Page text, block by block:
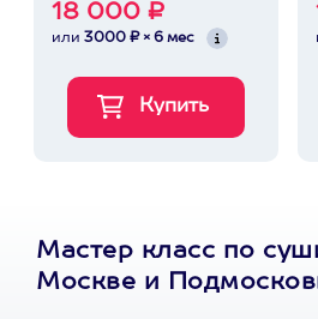
18 000 ₽
или 3000 ₽ × 6 мес
Мастер класс по
Москве и